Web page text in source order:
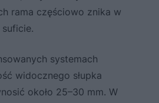
rama częściowo znika w
suficie.
systemach
widocznego słupka
około 25–30 mm. W